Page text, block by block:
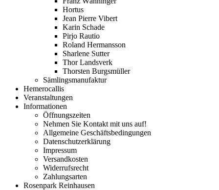
Hortus
Jean Pierre Vibert
Karin Schade
Pirjo Rautio
Roland Hermansson
Sharlene Sutter
Thor Landsverk
Thorsten Burgsmüller
Sämlingsmanufaktur
Hemerocallis
Veranstaltungen
Informationen
Öffnungszeiten
Nehmen Sie Kontakt mit uns auf!
Allgemeine Geschäftsbedingungen
Datenschutzerklärung
Impressum
Versandkosten
Widerrufsrecht
Zahlungsarten
Rosenpark Reinhausen